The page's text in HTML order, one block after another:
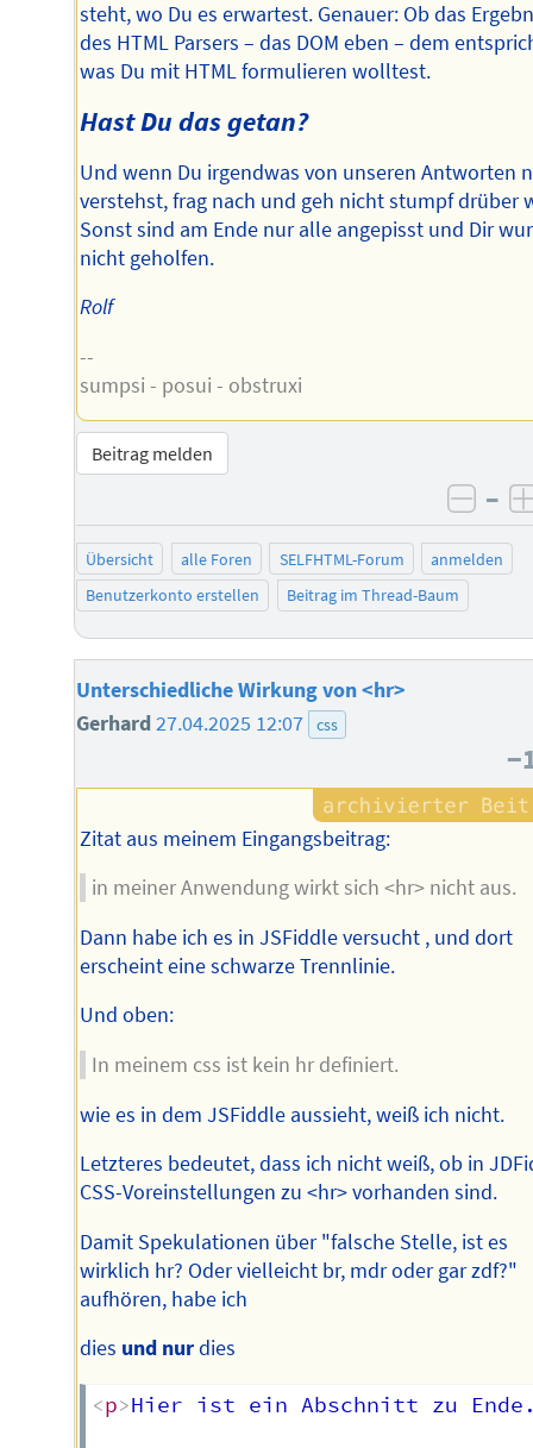
steht, wo Du es erwartest. Genauer: Ob das
des HTML Parsers – das DOM eben – dem
was Du mit HTML formulieren wolltest.
Hast Du das getan?
Und wenn Du irgendwas von unseren Antworten
verstehst, frag nach und geh nicht stumpf drüber
Sonst sind am Ende nur alle angepisst und Dir
nicht geholfen.
Rolf
--
sumpsi - posui - obstruxi
Beitrag melden
–
Übersicht alle Foren SELFHTML-Forum
anmelden
Benutzerkonto erstellen
Beitrag im Thread-Baum
Unterschiedliche Wirkung von <hr>
Gerhard27.04.2025 12:07 css
Zitat aus meinem Eingangsbeitrag:
in meiner Anwendung wirkt sich <hr> nicht aus.
Dann habe ich es in JSFiddle versucht , und dort
erscheint eine schwarze Trennlinie.
Und oben:
In meinem css ist kein hr definiert.
wie es in dem JSFiddle aussieht, weiß ich nicht.
Letzteres bedeutet, dass ich nicht weiß, ob in
CSS-Voreinstellungen zu <hr> vorhanden sind.
Damit Spekulationen über "falsche Stelle, ist es
wirklich hr? Oder vielleicht br, mdr oder gar zdf?"
aufhören, habe ich
dies und nurdies
<p>Hier ist ein Abschnitt zu